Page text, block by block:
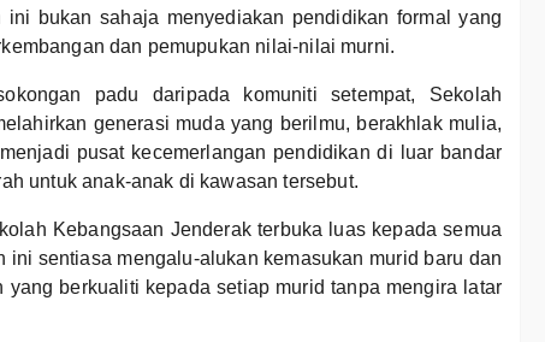
bukan sahaja menyediakan pendidikan formal yang
dan pemupukan nilai-nilai murni.
padu daripada komuniti setempat, Sekolah
generasi muda yang berilmu, berakhlak mulia,
pusat kecemerlangan pendidikan di luar bandar
untuk anak-anak di kawasan tersebut.
Kebangsaan Jenderak terbuka luas kepada semua
ini sentiasa mengalu-alukan kemasukan murid baru dan
yang berkualiti kepada setiap murid tanpa mengira latar